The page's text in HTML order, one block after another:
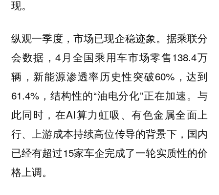
现。
纵观一季度，市场已现企稳迹象。据乘联分
会数据，4月全国乘用车市场零售138.4万
辆，新能源渗透率历史性突破60%，达到
61.4%，结构性的“油电分化”正在加速。与
此同时，在AI算力虹吸、有色金属全面上
行、上游成本持续高位传导的背景下，国内
已经有超过15家车企完成了一轮实质性的价
格上调。